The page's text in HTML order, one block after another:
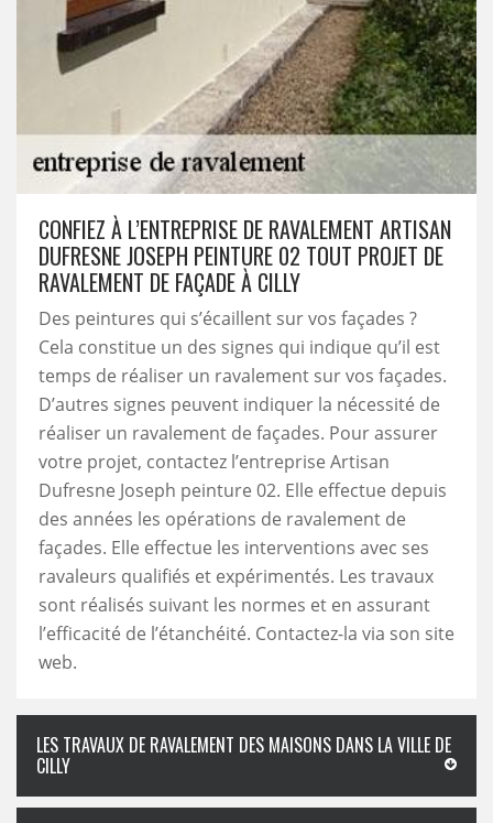
CONFIEZ À L’ENTREPRISE DE RAVALEMENT ARTISAN
DUFRESNE JOSEPH PEINTURE 02 TOUT PROJET DE
RAVALEMENT DE FAÇADE À CILLY
Des peintures qui s’écaillent sur vos façades ?
Cela constitue un des signes qui indique qu’il est
temps de réaliser un ravalement sur vos façades.
D’autres signes peuvent indiquer la nécessité de
réaliser un ravalement de façades. Pour assurer
votre projet, contactez l’entreprise Artisan
Dufresne Joseph peinture 02. Elle effectue depuis
des années les opérations de ravalement de
façades. Elle effectue les interventions avec ses
ravaleurs qualifiés et expérimentés. Les travaux
sont réalisés suivant les normes et en assurant
l’efficacité de l’étanchéité. Contactez-la via son site
web.
LES TRAVAUX DE RAVALEMENT DES MAISONS DANS LA VILLE DE
CILLY